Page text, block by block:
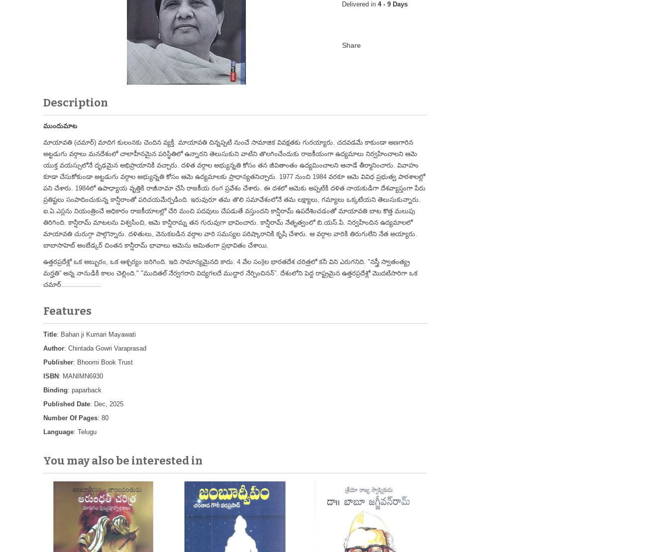
4 - 9 Days
Description
ముందుమాట
మాయావతి (చమార్) మాదిగ కులంనకు చెందిన వ్యక్తి. మాయావతి చిన్నప్పటి నుంచే సామాజిక వివక్షతకు గురయ్యారు. చదవడమే కాకుండా అణగారిన
అట్టడుగు వర్గాలు మనదేశంలో చాలాహీనమైన పరిస్థితిలో ఉన్నారని తెలుసుకుని వాటిని తొలగించేందుకు రాజకీయంగా ఉద్యమాలు నిర్వహించాలని ఆమె
యుక్త వయస్సులోనే దృఢమైన అభిప్రాయానికి వచ్చారు. దళిత వర్గాల అభ్యున్నతి కోసం తన జీవితాంతం ఉద్యమించాలని ఆనాడే తీర్మానించారు. వివాహం
కూడా చేసుకోకుండా అట్టడుగు వర్గాల అభ్యున్నతి కోసం ఆమె ఉద్యమాలకు ప్రాధాన్యతనిచ్చారు. 1977 నుంచి 1984 వరకూ ఆమె వివిధ ప్రభుత్వ పాఠశాలల్లో
పని చేశారు. 1984లో ఉపాధ్యాయ వృత్తికి రాజీనామా చేసి రాజకీయ రంగ ప్రవేశం చేశారు. ఈ దశలో ఆమెకు అప్పటికి దళిత నాయకుడిగా దేశవ్యాప్తంగా పేరు
ప్రతిష్టలు సంపాదించుకున్న కాన్షీరాంతో పరిచయమేర్పడింది. ఇరువురూ తమ తొలి సమావేశంలోనే తమ లక్ష్యాలు, గమ్యాలు ఒక్కటేయని తెలుసుకున్నారు.
ఐ.ఏ.ఎస్లను నియంత్రించే అధికారం రాజకీయాలల్లో చేరి మంచి పదవులు చేపడుతే వస్తుందని కాన్షీరామ్ ఉపదేశించడంతో మాయావతి బాట కొత్త మలుపు
తిరిగింది. కాన్షీరామ్ మాటలను విశ్వసించి, ఆమె కాన్షీరామ్న తన గురువుగా భావించారు. కాన్షీరామ్ నేతృత్వంలో బి.యస్.పి. నిర్వహించిన ఉద్యమాలలో
మాయావతి చురుగ్గా పాల్గొన్నారు. దళితులు, వెనుకబడిన వర్గాల వారి సమస్యల పరిష్కారానికి కృషి చేశారు. ఆ వర్గాల వారికి తిరుగులేని నేత అయ్యారు.
బాబాసాహెబ్ అంబేడ్కర్ చింతన కాన్షీరామ్ భావాలు ఆమెను అమితంగా ప్రభావితం చేశాయి.
ఉత్తరప్రదేశ్లో ఒక అబ్బురం, ఒక ఆశ్చర్యం జరిగింది. ఇది సామాన్యమైనది కాదు. 4 వేల సం||ల భారతదేశ చరిత్రలో కనీ విని ఎరుగనిది. "నస్త్రీ స్వాతంత్య్ర
మర్హతి” అన్న నానుడికి కాలం చెల్లింది." "ముదితల్ నేర్వగరాని విద్యగలదే ముద్దార నేర్పించినన్”. దేశంలోని పెద్ద రాష్ట్రమైన ఉత్తరప్రదేశ్లో మొదటిసారిగా ఒక
చమార్....................
Features
Title: Bahan ji Kumari Mayawati
Author: Chintada Gowri Varaprasad
Publisher: Bhoomi Book Trust
ISBN : MANIMN6930
Binding: paparback
Published Date: Dec, 2025
Number Of Pages: 80
Language: Telugu
You may also be interested in